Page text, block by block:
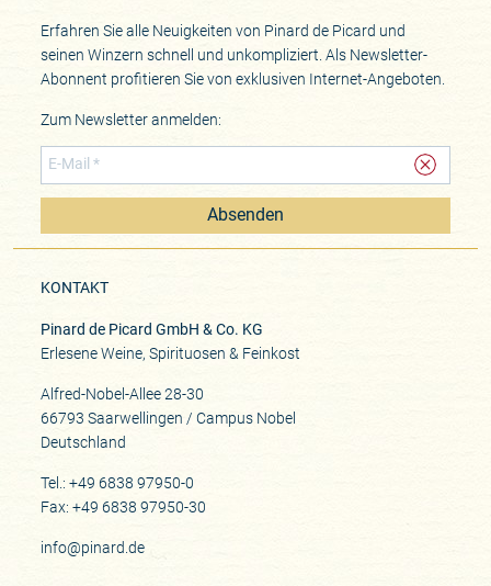
Erfahren Sie alle Neuigkeiten von Pinard de Picard und
seinen Winzern schnell und unkompliziert. Als Newsletter-
Abonnent profitieren Sie von exklusiven Internet-Angeboten.
Zum Newsletter anmelden:
Absenden
KONTAKT
Pinard de Picard GmbH & Co. KG
Erlesene Weine, Spirituosen & Feinkost
Alfred-Nobel-Allee 28-30
66793 Saarwellingen / Campus Nobel
Deutschland
Tel.: +49 6838 97950-0
Fax: +49 6838 97950-30
info@pinard.de